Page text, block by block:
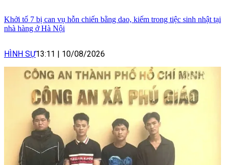
Khởi tố 7 bị can vụ hỗn chiến bằng dao, kiếm trong tiệc sinh nhật tại
nhà hàng ở Hà Nội
HÌNH SỰ13:11 | 10/08/2026